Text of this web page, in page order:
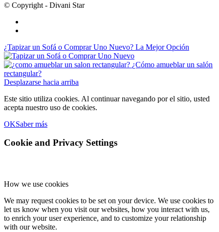
© Copyright - Divani Star
¿Tapizar un Sofá o Comprar Uno Nuevo? La Mejor Opción
¿Cómo amueblar un salón
rectangular?
Desplazarse hacia arriba
Este sitio utiliza cookies. Al continuar navegando por el sitio, usted
acepta nuestro uso de cookies.
OKSaber más
Cookie and Privacy Settings
How we use cookies
We may request cookies to be set on your device. We use cookies to
let us know when you visit our websites, how you interact with us,
to enrich your user experience, and to customize your relationship
with our website.